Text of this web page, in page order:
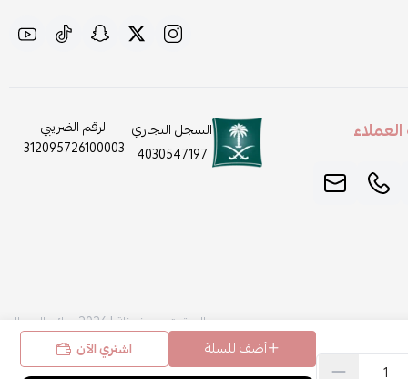
أضف للسلة اشتري الآن
السجل التجاري
4030547197
الرقم الضريبي
312095726100003
الحقوق محفوظة | 2026 روائح الجمال